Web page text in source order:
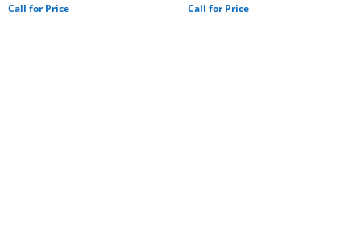
Call for Price Call for Price